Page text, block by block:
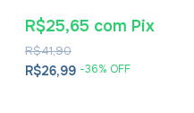
R$26,99 -36% OFF
R$41,90
R$25,65 com Pix